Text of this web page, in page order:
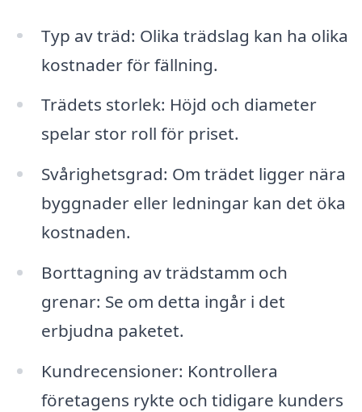
Typ av träd: Olika trädslag kan ha olika
kostnader för fällning.
Trädets storlek: Höjd och diameter
spelar stor roll för priset.
Svårighetsgrad: Om trädet ligger nära
byggnader eller ledningar kan det öka
kostnaden.
Borttagning av trädstamm och
grenar: Se om detta ingår i det
erbjudna paketet.
Kundrecensioner: Kontrollera
företagens rykte och tidigare kunders